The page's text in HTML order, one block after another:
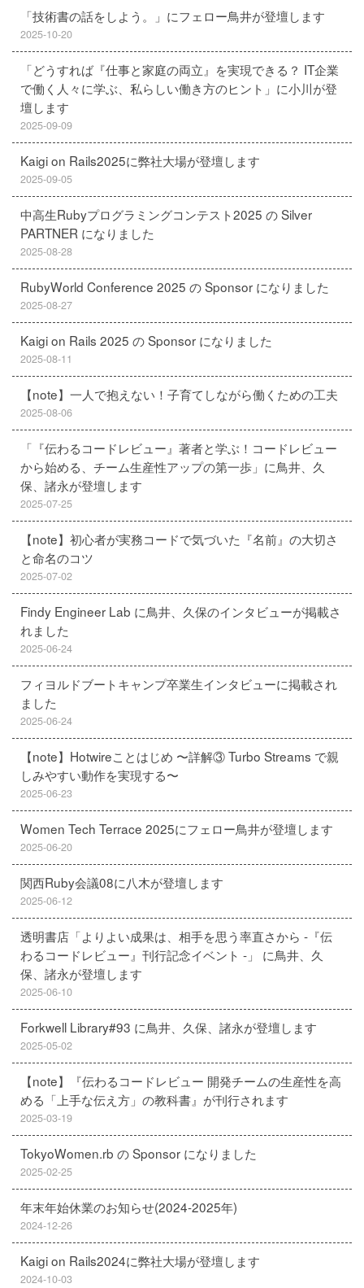
「技術書の話をしよう。」にフェロー鳥井が登壇します
2025-10-20
「どうすれば『仕事と家庭の両立』を実現できる？ IT企業
で働く人々に学ぶ、私らしい働き方のヒント」に小川が登
壇します
2025-09-09
Kaigi on Rails2025に弊社大場が登壇します
2025-09-05
中高生Rubyプログラミングコンテスト2025 の Silver
PARTNER になりました
2025-08-28
RubyWorld Conference 2025 の Sponsor になりました
2025-08-27
Kaigi on Rails 2025 の Sponsor になりました
2025-08-11
【note】一人で抱えない！子育てしながら働くための工夫
2025-08-06
「『伝わるコードレビュー』著者と学ぶ！コードレビュー
から始める、チーム生産性アップの第一歩」に鳥井、久
保、諸永が登壇します
2025-07-25
【note】初心者が実務コードで気づいた『名前』の大切さ
と命名のコツ
2025-07-02
Findy Engineer Lab に鳥井、久保のインタビューが掲載さ
れました
2025-06-24
フィヨルドブートキャンプ卒業生インタビューに掲載され
ました
2025-06-24
【note】Hotwireことはじめ 〜詳解③ Turbo Streams で親
しみやすい動作を実現する〜
2025-06-23
Women Tech Terrace 2025にフェロー鳥井が登壇します
2025-06-20
関西Ruby会議08に八木が登壇します
2025-06-12
透明書店「よりよい成果は、相手を思う率直さから -『伝
わるコードレビュー』刊行記念イベント -」 に鳥井、久
保、諸永が登壇します
2025-06-10
Forkwell Library#93 に鳥井、久保、諸永が登壇します
2025-05-02
【note】『伝わるコードレビュー 開発チームの生産性を高
める「上手な伝え方」の教科書』が刊行されます
2025-03-19
TokyoWomen.rb の Sponsor になりました
2025-02-25
年末年始休業のお知らせ(2024-2025年)
2024-12-26
Kaigi on Rails2024に弊社大場が登壇します
2024-10-03